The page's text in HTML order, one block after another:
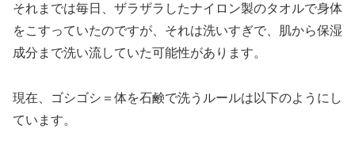
それまでは毎日、ザラザラしたナイロン製のタオルで身体
をこすっていたのですが、それは洗いすぎで、肌から保湿
成分まで洗い流していた可能性があります。
現在、ゴシゴシ＝体を石鹸で洗うルールは以下のようにし
ています。